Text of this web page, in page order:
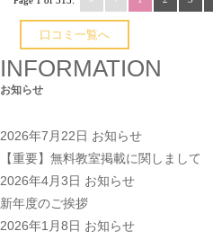
口コミ一覧へ
INFORMATION
お知らせ
2026年7月22日 お知らせ
【重要】無料教室掲載に関しまして
2026年4月3日 お知らせ
新年度のご挨拶
2026年1月8日 お知らせ